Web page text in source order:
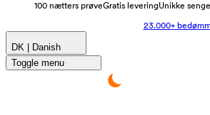
100 nætters prøveGratis leveringUnikke senge
23.000+
DK | Danish
Toggle menu